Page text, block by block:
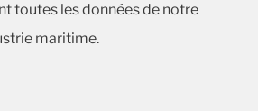
toutes les données de notre
maritime.